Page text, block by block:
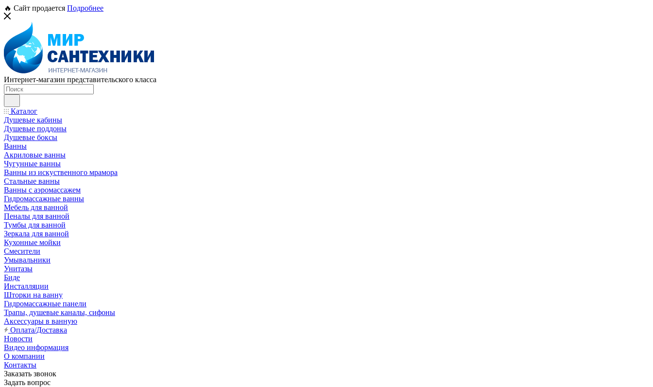
🔥 Сайт продается Подробнее
Интернет-магазин представительского класса
Каталог
Душевые кабины
Душевые поддоны
Душевые боксы
Ванны
Акриловые ванны
Чугунные ванны
Ванны из искуственного мрамора
Стальные ванны
Ванны с аэромассажем
Гидромассажные ванны
Мебель для ванной
Пеналы для ванной
Тумбы для ванной
Зеркала для ванной
Кухонные мойки
Смесители
Умывальники
Унитазы
Биде
Инсталляции
Шторки на ванну
Гидромассажные панели
Трапы, душевые каналы, сифоны
Аксессуары в ванную
Оплата/Доставка
Новости
Видео информация
О компании
Контакты
Заказать звонок
Задать вопрос